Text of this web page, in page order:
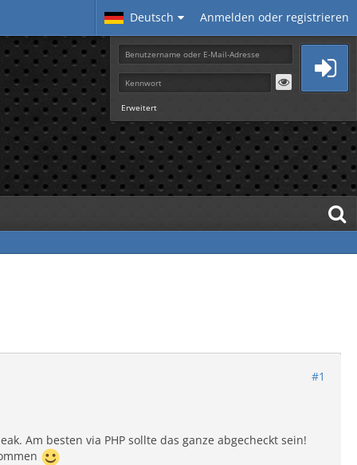
Deutsch Anmelden oder registrieren
Erweitert
#1
Am besten via PHP sollte das ganze abgecheckt sein!